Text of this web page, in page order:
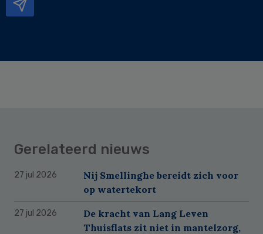
Gerelateerd nieuws
27 jul 2026
Nij Smellinghe bereidt zich voor
op watertekort
27 jul 2026
De kracht van Lang Leven
Thuisflats zit niet in mantelzorg,